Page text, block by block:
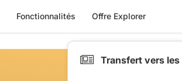
Fonctionnalités Offre Explorer
Transfert vers les